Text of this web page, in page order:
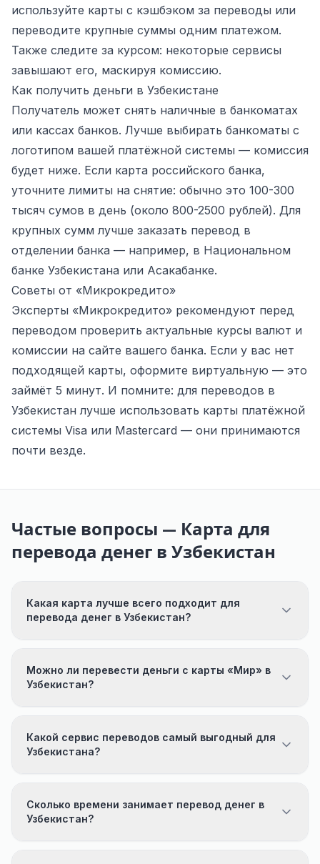
используйте карты с кэшбэком за переводы или
переводите крупные суммы одним платежом.
Также следите за курсом: некоторые сервисы
завышают его, маскируя комиссию.
Как получить деньги в Узбекистане
Получатель может снять наличные в банкоматах
или кассах банков. Лучше выбирать банкоматы с
логотипом вашей платёжной системы — комиссия
будет ниже. Если карта российского банка,
уточните лимиты на снятие: обычно это 100-300
тысяч сумов в день (около 800-2500 рублей). Для
крупных сумм лучше заказать перевод в
отделении банка — например, в Национальном
банке Узбекистана или Асакабанке.
Советы от «Микрокредито»
Эксперты «Микрокредито» рекомендуют перед
переводом проверить актуальные курсы валют и
комиссии на сайте вашего банка. Если у вас нет
подходящей карты, оформите виртуальную — это
займёт 5 минут. И помните: для переводов в
Узбекистан лучше использовать карты платёжной
системы Visa или Mastercard — они принимаются
почти везде.
Частые вопросы — Карта для
перевода денег в Узбекистан
Какая карта лучше всего подходит для
перевода денег в Узбекистан?
Можно ли перевести деньги с карты «Мир» в
Узбекистан?
Какой сервис переводов самый выгодный для
Узбекистана?
Сколько времени занимает перевод денег в
Узбекистан?